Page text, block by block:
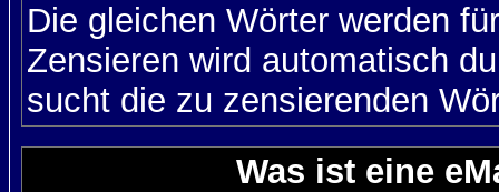
Die gleichen Wörter werden
Zensieren wird automatisch
sucht die zu zensierenden
Was ist eine